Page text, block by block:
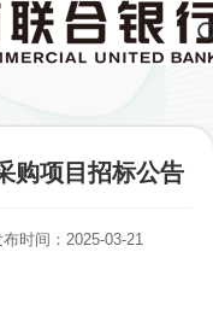
购项目招标公告
布时间：2025-03-21